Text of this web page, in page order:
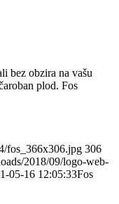
bez obzira na vašu
plod. Fos
fos_366x306.jpg 306
2018/09/logo-web-
05-16 12:05:33Fos